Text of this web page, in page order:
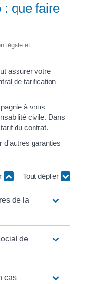
: que faire
légale et
assurer votre
de tarification
à vous
civile. Dans
du contrat.
d'autres garanties
Tout déplier
de la
de
cas